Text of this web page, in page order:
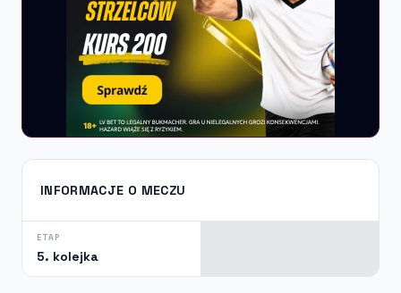
INFORMACJE O MECZU
ETAP
5. kolejka